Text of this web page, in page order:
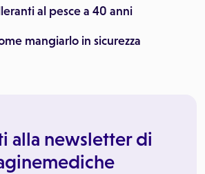
al pesce a 40 anni
mangiarlo in sicurezza
alla newsletter di